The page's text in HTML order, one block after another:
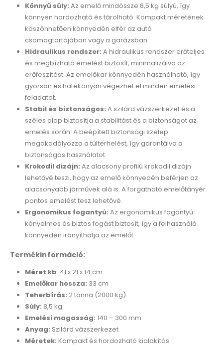
Könnyű súly: Az emelő mindössze 8,5 kg súlyú, így
könnyen hordozható és tárolható. Kompakt méretének
köszönhetően könnyedén elfér az autó
csomagtartójában vagy a garázsban.
Hidraulikus rendszer: A hidraulikus rendszer erőteljes
és megbízható emelést biztosít, minimalizálva az
erőfeszítést. Az emelőkar könnyedén használható, így
gyorsan és hatékonyan végezhet el minden emelési
feladatot.
Stabil és biztonságos: A szilárd vázszerkezet és a
széles alap biztosítja a stabilitást és a biztonságot az
emelés során. A beépített biztonsági szelep
megakadályozza a túlterhelést, így garantálva a
biztonságos használatot.
Krokodil dizájn: Az alacsony profilú krokodil dizájn
lehetővé teszi, hogy az emelő könnyedén beférjen az
alacsonyabb járművek alá is. A forgatható emelőtányér
pontos emelést tesz lehetővé.
Ergonomikus fogantyú: Az ergonomikus fogantyú
kényelmes és biztos fogást biztosít, így a felhasználó
könnyedén irányíthatja az emelőt.
Termékinformáció:
Méret kb: 41 x 21 x 14 cm
Emelőkar hossza: 33 cm
Teherbírás: 2 tonna (2000 kg)
Súly: 8,5 kg
Emelési magasság: 140 – 300 mm
Anyag: Szilárd vázszerkezet
Méretek: Kompakt és hordozható kialakítás